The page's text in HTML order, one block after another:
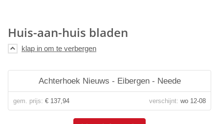
Huis-aan-huis bladen
Achterhoek Nieuws - Eibergen - Neede
gem. prijs: € 137,94 verschijnt: wo 12-08